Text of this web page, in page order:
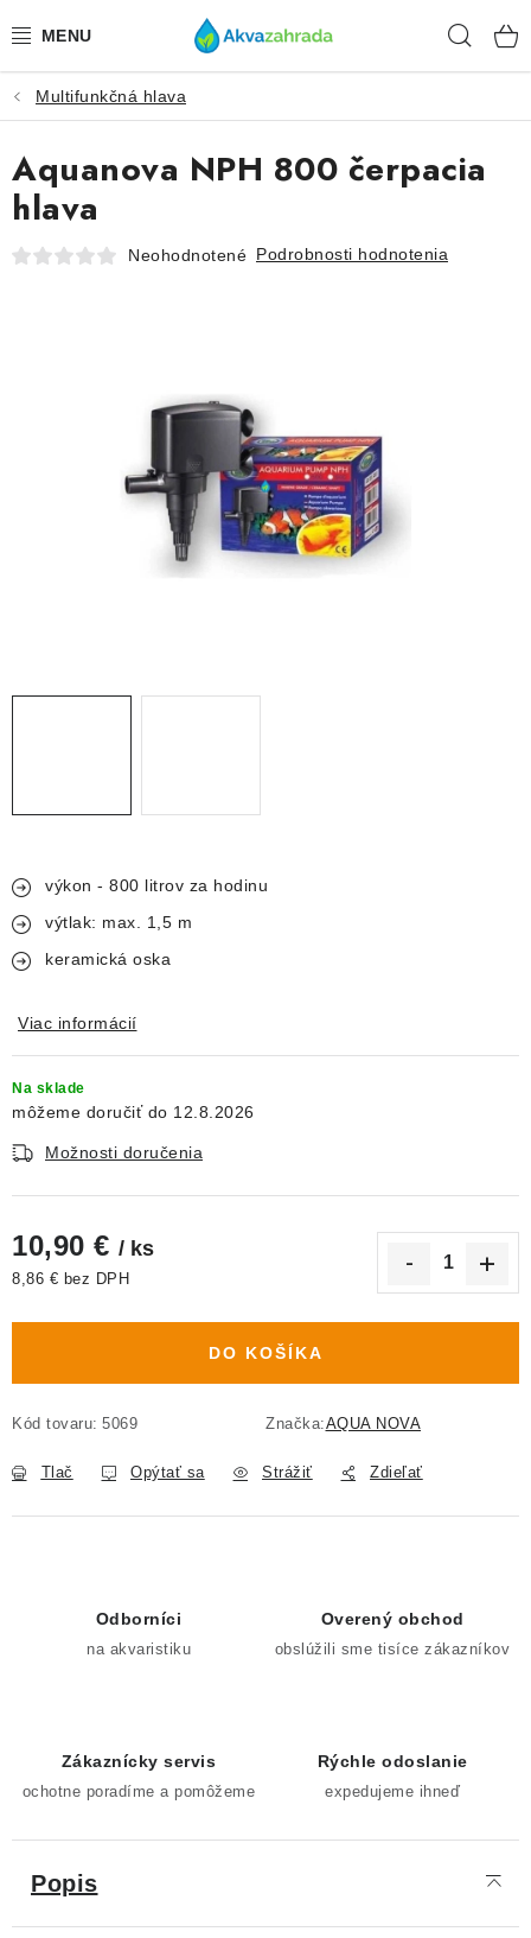
na
TECHNIKA
HNOJIVÁ
VODA
KRMIVÁ A VITAMÍNY
Multifunkčná hlava
výkon - 800 litrov za hodinu
výtlak: max. 1,5 m
keramická oska
Viac informácií
Na sklade
12.8.2026
Možnosti doručenia
10,90 € / ks
8,86 € bez DPH
DO KOŠÍKA
Kód tovaru: 5069 Značka:AQUA NOVA
Tlač Opýtať sa Strážiť Zdieľať
Aquanova NPH 800 čerpacia
hlava
Neohodnotené Podrobnosti hodnotenia
Odborníci
na akvaristiku
Overený obchod
obslúžili sme tisíce zákazníkov
Zákaznícky servis
ochotne poradíme a pomôžeme
Rýchle odoslanie
expedujeme ihneď
Popis